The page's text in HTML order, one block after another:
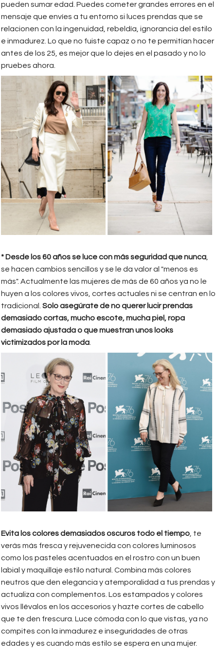
pueden sumar edad. Puedes cometer grandes errores en el
mensaje que envíes a tu entorno si luces prendas que se
relacionen con la ingenuidad, rebeldía, ignorancia del estilo
e inmadurez. Lo que no fuiste capaz o no te permitían hacer
antes de los 25, es mejor que lo dejes en el pasado y no lo
pruebes ahora.
4.png
* Desde los 60 años se luce con más seguridad que nunca
se hacen cambios sencillos y se le da valor al "menos es
más". Actualmente las mujeres de más de 60 años ya no le
huyen a los colores vivos, cortes actuales ni se centran en lo
tradicional. Solo asegúrate de no querer lucir prendas
demasiado cortas, mucho escote, mucha piel, ropa
demasiado ajustada o que muestran unos looks
victimizados por la moda
Evita los colores demasiados oscuros todo el tiempo , te
verás más fresca y rejuvenecida con colores luminosos
como los pasteles acentuados en el rostro con un buen
labial y maquillaje estilo natural. Combina más colores
neutros que den elegancia y atemporalidad a tus prendas y
actualiza con complementos. Los estampados y colores
vivos llévalos en los accesorios y hazte cortes de cabello
que te den frescura. Luce cómoda con lo que vistas, ya no
compites con la inmadurez e inseguridades de otras
edades y es cuando más estilo se espera en una mujer.